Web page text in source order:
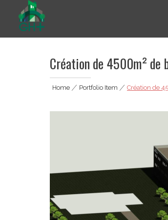
content
Création de 4500m² de
Home|Portfolio Item|Création de